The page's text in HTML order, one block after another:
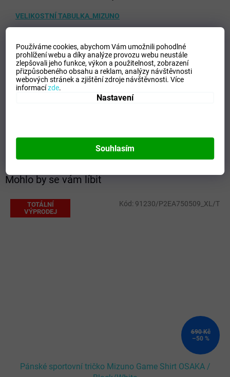
Používáme cookies, abychom Vám umožnili pohodlné
prohlížení webu a díky analýze provozu webu neustále
zlepšovali jeho funkce, výkon a použitelnost,zobrazení
přizpůsobeného obsahu a reklam, analýzy návštěvnosti
webových stránek a zjištění zdroje návštěvnosti.Více
informacízde.
Nastavení
Souhlasím
Mohlo by se vám líbit
TOTÁLNÍ
VÝPRODEJ
690 Kč
–50 %
Pánské sportovní tričko Mizuno Game Shirt OSAKA /
Kód: 91230/P2EA750509_XL/T
VELIKOSTNÍ TABULKA_MIZUNO
Kategorie:
Pánské trika
EAN:
Zvolte variantu
Velikost:
XL
Pohlaví:
Barva